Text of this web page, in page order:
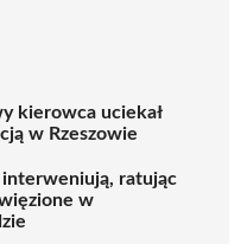
kierowca uciekał
w Rzeszowie
interweniują, ratując
w